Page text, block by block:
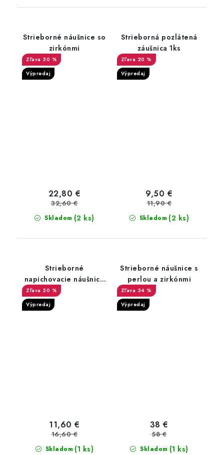
Strieborné náušnice so
zirkónmi
30 %
Výpredaj
Skladom (2 ks)
22,80 €
32,60 €
Strieborná pozlátená
záušnica 1ks
20 %
Výpredaj
Skladom (2 ks)
9,50 €
11,90 €
Strieborné
napichovacie náušnice
so zirkónmi kaktus
30 %
Výpredaj
Skladom (1 ks)
11,60 €
16,60 €
Strieborné náušnice s
perlou a zirkónmi
34 %
Výpredaj
Skladom (1 ks)
38 €
58 €